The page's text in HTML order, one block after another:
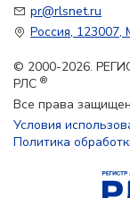
pr@rlsnet.ru
Россия, 123007,
© 2000-2026.
РЛС ®
Все права
Условия
Политика